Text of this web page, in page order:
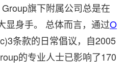
旗下附属公司总是在
显身手。 总体而言，通过O
条款的日常倡议，自2005
的专业人士已影响了170